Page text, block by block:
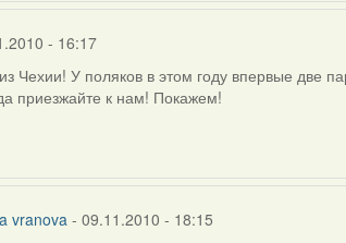
- 16:17
Чехии! У поляков в этом году впервые две
приезжайте к нам! Покажем!
vranova - 09.11.2010 - 18:15